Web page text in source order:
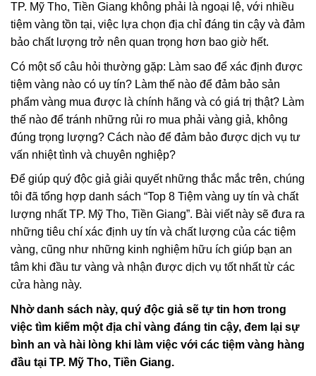
TP. Mỹ Tho, Tiền Giang không phải là ngoại lệ, với nhiều
tiệm vàng tồn tại, việc lựa chọn địa chỉ đáng tin cậy và đảm
bảo chất lượng trở nên quan trọng hơn bao giờ hết.
Có một số câu hỏi thường gặp: Làm sao để xác định được
tiệm vàng nào có uy tín? Làm thế nào để đảm bảo sản
phẩm vàng mua được là chính hãng và có giá trị thật? Làm
thế nào để tránh những rủi ro mua phải vàng giả, không
đúng trọng lượng? Cách nào để đảm bảo được dịch vụ tư
vấn nhiệt tình và chuyên nghiệp?
Để giúp quý độc giả giải quyết những thắc mắc trên, chúng
tôi đã tổng hợp danh sách “Top 8 Tiệm vàng uy tín và chất
lượng nhất TP. Mỹ Tho, Tiền Giang”. Bài viết này sẽ đưa ra
những tiêu chí xác định uy tín và chất lượng của các tiệm
vàng, cũng như những kinh nghiệm hữu ích giúp bạn an
tâm khi đầu tư vàng và nhận được dịch vụ tốt nhất từ các
cửa hàng này.
Nhờ danh sách này, quý độc giả sẽ tự tin hơn trong
việc tìm kiếm một địa chỉ vàng đáng tin cậy, đem lại sự
bình an và hài lòng khi làm việc với các tiệm vàng hàng
đầu tại TP. Mỹ Tho, Tiền Giang.